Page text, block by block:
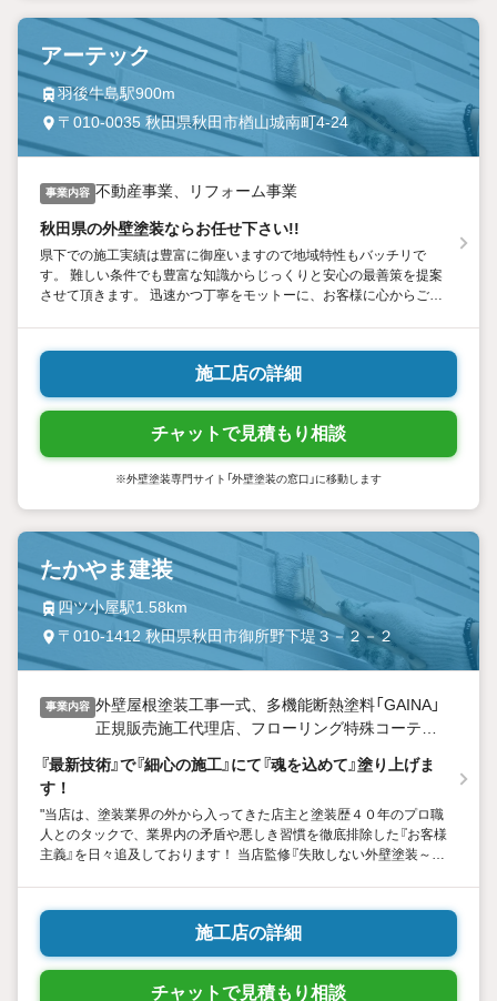
アーテック
羽後牛島駅900m
〒010-0035 秋田県秋田市楢山城南町4-24
事業内容 不動産事業、リフォーム事業
秋田県の外壁塗装ならお任せ下さい!!
県下での施工実績は豊富に御座いますので地域特性もバッチリで
す。 難しい条件でも豊富な知識からじっくりと安心の最善策を提案
させて頂きます。 迅速かつ丁寧をモットーに、お客様に心からご満
施工店の詳細
チャットで見積もり相談
※外壁塗装専門サイト「外壁塗装の窓口」に移動します
たかやま建装
四ツ小屋駅1.58km
〒010-1412 秋田県秋田市御所野下堤３－２－２
事業内容 外壁屋根塗装工事一式、多機能断熱塗料「GAINA」
正規販売施工代理店、フローリング特殊コーティ
ング施工一式
『最新技術』で『細心の施工』にて『魂を込めて』塗り上げま
す！
"当店は、塗装業界の外から入ってきた店主と塗装歴４０年のプロ職
人とのタックで、業界内の矛盾や悪しき習慣を徹底排除した『お客様
主義』を日々追及しております！ 当店監修『失敗しない外壁塗装～７
施工店の詳細
チャットで見積もり相談